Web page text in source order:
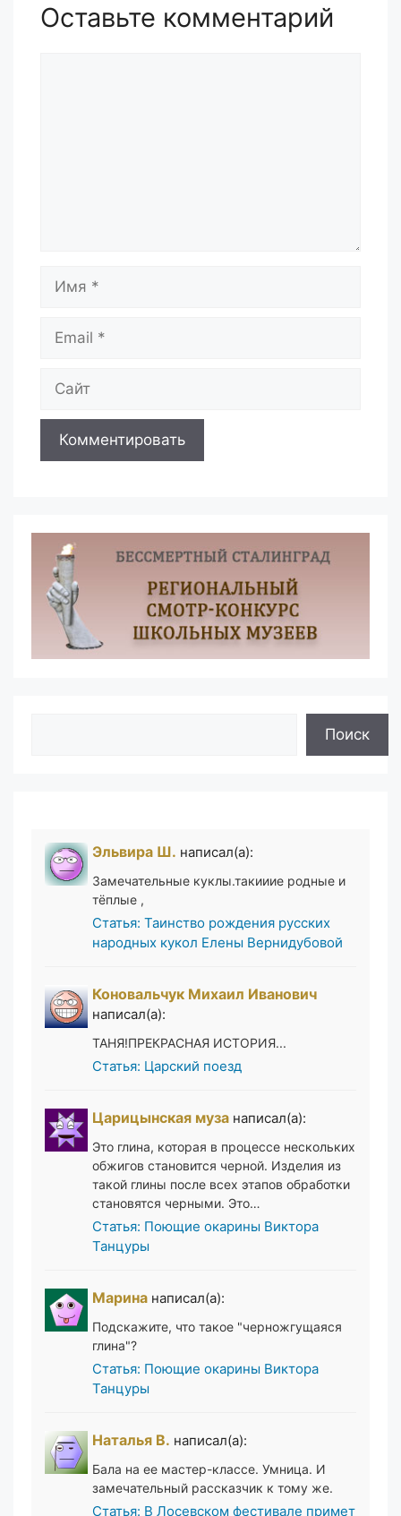
Оставьте комментарий
Поиск
Эльвира Ш. написал(а):
Замечательные куклы.такииие родные и
тёплые ,
Статья: Таинство рождения русских
народных кукол Елены Вернидубовой
Коновальчук Михаил Иванович
написал(а):
ТАНЯ!ПРЕКРАСНАЯ ИСТОРИЯ...
Статья: Царский поезд
Царицынская муза написал(а):
Это глина, которая в процессе нескольких
обжигов становится черной. Изделия из
такой глины после всех этапов обработки
становятся черными. Это…
Статья: Поющие окарины Виктора
Танцуры
Марина написал(а):
Подскажите, что такое "черножгущаяся
глина"?
Статья: Поющие окарины Виктора
Танцуры
Наталья В. написал(а):
Бала на ее мастер-классе. Умница. И
замечательный рассказчик к тому же.
Статья: В Лосевском фестивале примет